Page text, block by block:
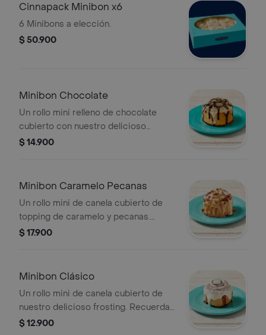
Cinnapack Minibon x6
6 Minibons a elección.
$ 50.900
Minibon Chocolate
Un rollo mini relleno de chocolate
cubierto con nuestro delicioso
frosting y salsa de chocolate.
$ 14.900
Minibon Caramelo Pecanas
Un rollo mini de canela cubierto de
topping de caramelo y pecanas.
Recuerda calentar en microondas 20
$ 17.900
Minibon Clásico
Un rollo mini de canela cubierto de
nuestro delicioso frosting. Recuerda
calentar en microondas 20s.
$ 12.900